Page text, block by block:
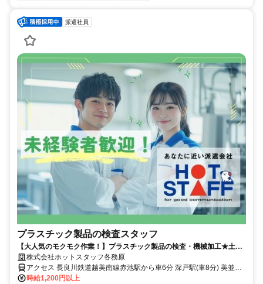
派遣社員
プラスチック製品の検査スタッフ
【大人気のモクモク作業！】プラスチック製品の検査・機械加工★土日
休み／未経験OK／髪色髪型自由♪
株式会社ホットスタッフ各務原
アクセス 長良川鉄道越美南線赤池駅から車6分 深戸駅(車8分) 美並苅
安駅(車8分) ･･････････････････････････････････ ●車・バイク通勤
時給1,200円以上